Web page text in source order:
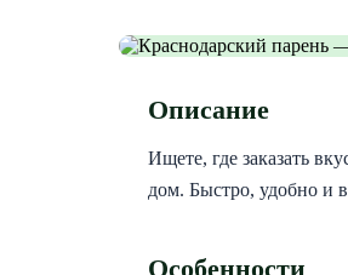
Описание
Ищете, где заказать
дом. Быстро, удобно и
Особенности